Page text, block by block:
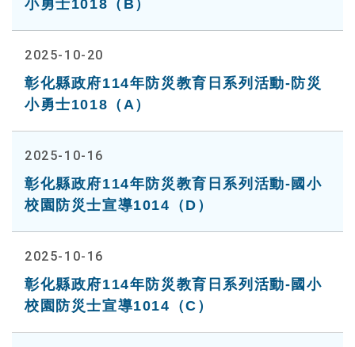
小勇士1018（B）
2025-10-20
彰化縣政府114年防災教育日系列活動-防災
小勇士1018（A）
2025-10-16
彰化縣政府114年防災教育日系列活動-國小
校園防災士宣導1014（D）
2025-10-16
彰化縣政府114年防災教育日系列活動-國小
校園防災士宣導1014（C）